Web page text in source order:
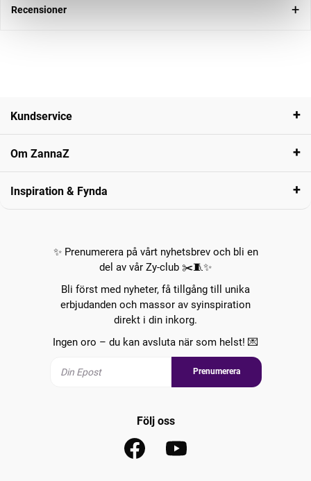
Recensioner
Kundservice
Om ZannaZ
Inspiration & Fynda
✨ Prenumerera på vårt nyhetsbrev och bli en
del av vår Zy-club ✂️🧵✨
Bli först med nyheter, få tillgång till unika
erbjudanden och massor av syinspiration
direkt i din inkorg.
Ingen oro – du kan avsluta när som helst! 💌
Prenumerera
Följ oss